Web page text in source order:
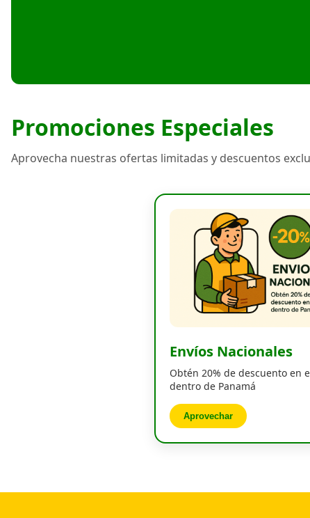
Promociones Especiales
Aprovecha nuestras ofertas limitadas y descuentos
Envíos Nacionales
Obtén 20% de descuento en
dentro de Panamá
Aprovechar